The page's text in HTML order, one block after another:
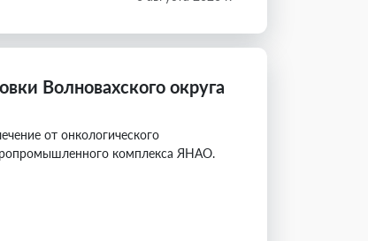
Волновахского округа
от онкологического
комплекса ЯНАО.